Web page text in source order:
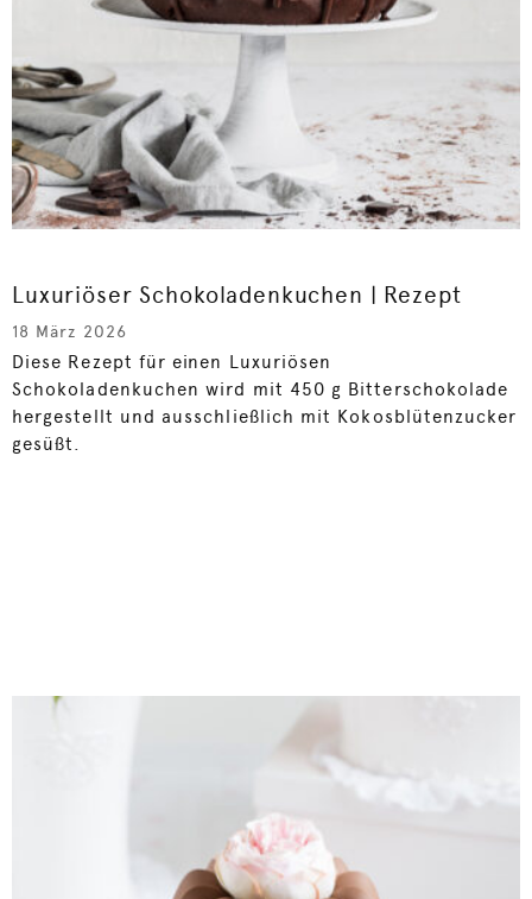
Luxuriöser Schokoladenkuchen | Rezept
18 März 2026
Diese Rezept für einen Luxuriösen
Schokoladenkuchen wird mit 450 g Bitterschokolade
hergestellt und ausschließlich mit Kokosblütenzucker
gesüßt.